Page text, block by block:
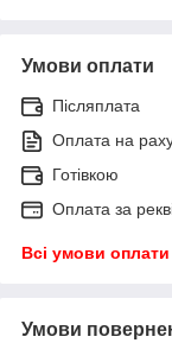
Умови оплати
Післяплата
Оплата на
Готівкою
Оплата за
Всі умови оплати
Умови